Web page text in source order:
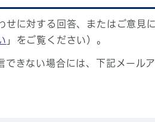
せに対する回答、またはご意
」をご覧ください）。
できない場合には、下記メール